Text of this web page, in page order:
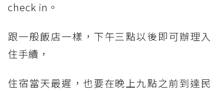
check in。
跟一般飯店一樣，下午三點以後即可辦理入
住手續，
住宿當天最遲，也要在晚上九點之前到達民